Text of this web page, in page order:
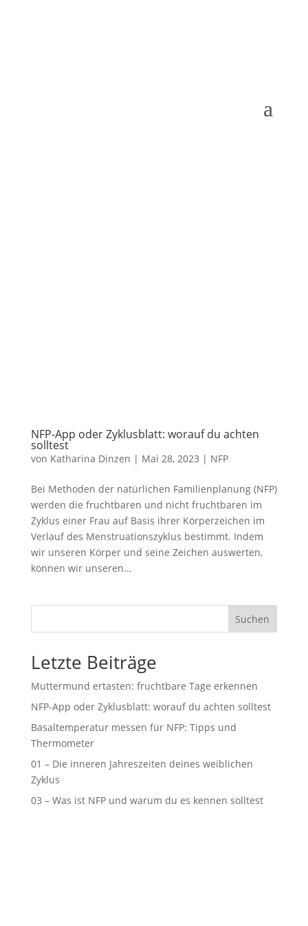
NFP-App oder Zyklusblatt: worauf du achten
solltest
von Katharina Dinzen | Mai 28, 2023 | NFP
Bei Methoden der natürlichen Familienplanung (NFP)
werden die fruchtbaren und nicht fruchtbaren im
Zyklus einer Frau auf Basis ihrer Körperzeichen im
Verlauf des Menstruationszyklus bestimmt. Indem
wir unseren Körper und seine Zeichen auswerten,
können wir unseren...
Suchen
Letzte Beiträge
Muttermund ertasten: fruchtbare Tage erkennen
NFP-App oder Zyklusblatt: worauf du achten solltest
Basaltemperatur messen für NFP: Tipps und
Thermometer
01 – Die inneren Jahreszeiten deines weiblichen
Zyklus
03 – Was ist NFP und warum du es kennen solltest